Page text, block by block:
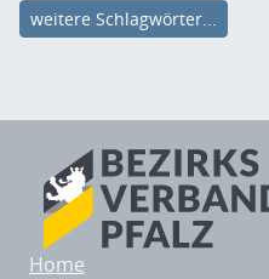
weitere Schlagwörter...
Home